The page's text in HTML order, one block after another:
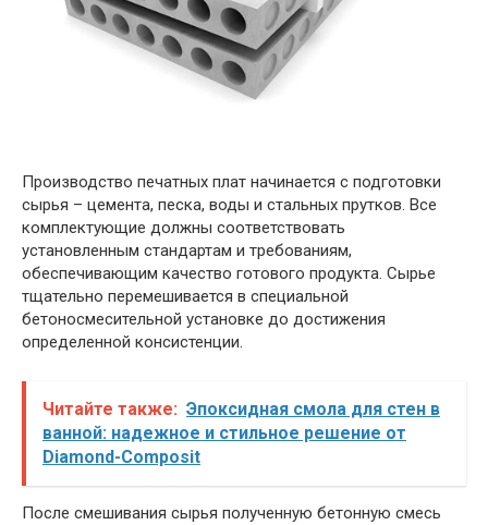
Производство печатных плат начинается с подготовки
сырья – цемента, песка, воды и стальных прутков. Все
комплектующие должны соответствовать
установленным стандартам и требованиям,
обеспечивающим качество готового продукта. Сырье
тщательно перемешивается в специальной
бетоносмесительной установке до достижения
определенной консистенции.
Читайте также: Эпоксидная смола для стен в
ванной: надежное и стильное решение от
Diamond-Composit
После смешивания сырья полученную бетонную смесь